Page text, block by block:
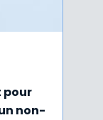
pour
non-